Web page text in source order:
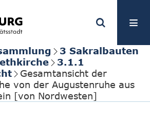
3 Sakralbauten
3.1.1
Gesamtansicht der
von der Augustenruhe aus
[von Nordwesten]